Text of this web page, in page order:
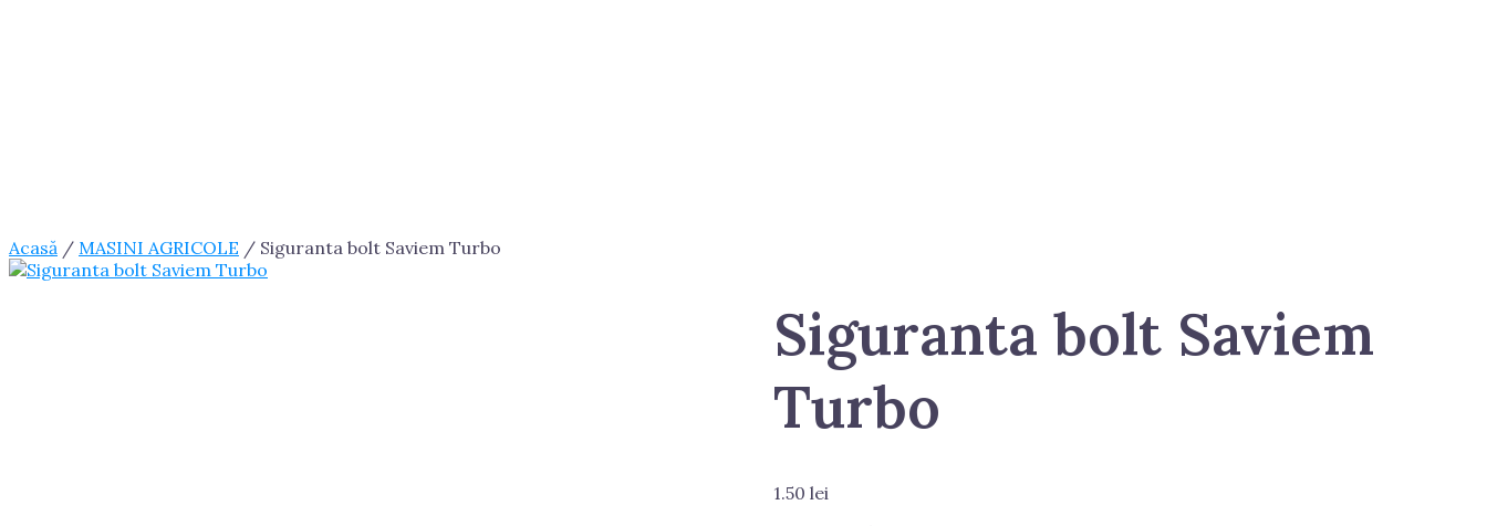
Acasă / MASINI AGRICOLE / Siguranta bolt Saviem Turbo
Siguranta bolt Saviem
Turbo
1.50 lei